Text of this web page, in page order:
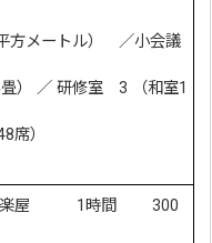
メートル） ／小会議
／ 研修室 3 （和室1
）
室・楽屋 1時間 300